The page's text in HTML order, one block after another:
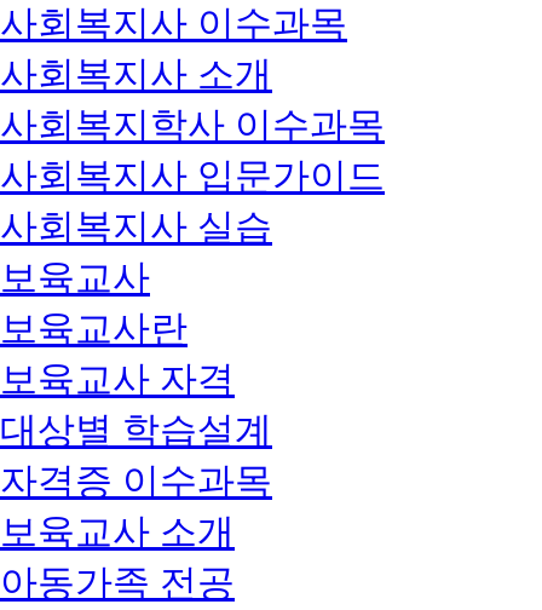
사회복지사 이수과목
사회복지사 소개
사회복지학사 이수과목
사회복지사 입문가이드
사회복지사 실습
보육교사
보육교사란
보육교사 자격
대상별 학습설계
자격증 이수과목
보육교사 소개
아동가족 전공